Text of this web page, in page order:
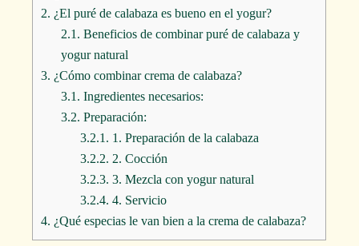
2. ¿El puré de calabaza es bueno en el yogur?
2.1. Beneficios de combinar puré de calabaza y
yogur natural
3. ¿Cómo combinar crema de calabaza?
3.1. Ingredientes necesarios:
3.2. Preparación:
3.2.1. 1. Preparación de la calabaza
3.2.2. 2. Cocción
3.2.3. 3. Mezcla con yogur natural
3.2.4. 4. Servicio
4. ¿Qué especias le van bien a la crema de calabaza?